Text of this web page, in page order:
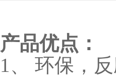
产品优点：
1、 环保，